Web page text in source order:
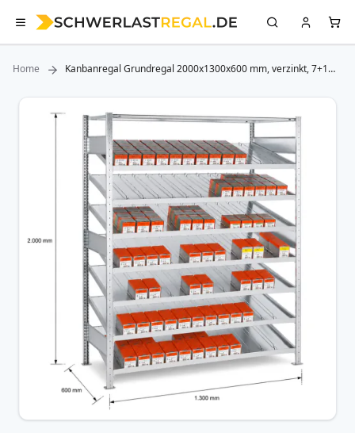
Home
Kanbanregal Grundregal 2000x1300x600 mm, verzinkt, 7+1
Zum